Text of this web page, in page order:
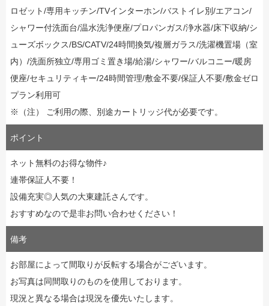
ロゼット/専用キッチン/TVインターホン/バストイレ別/エアコン/
シャワー付洗面台/温水洗浄便座/プロパンガス/浄水器/床下収納/シ
ューズボックス/BS/CATV/24時間換気/複層ガラス/洗濯機置場（室
内）/洗面所独立/専用ゴミ置き場/給湯/シャワー/バルコニー/暖房
便座/セキュリティキー/24時間管理/敷金不要/保証人不要/敷金ゼロ
プラン利用可
※（注） ご利用の際、別途カートリッジ代が必要です。
ポイント
ネット無料のお得な物件♪
連帯保証人不要！
設備充実◎人気の大東建託さんです。
おすすめなので是非お問い合わせください！
備考
お部屋によって間取りが反転する場合がございます。
お写真は同間取りのものを使用しております。
現況と異なる場合は現況を優先いたします。